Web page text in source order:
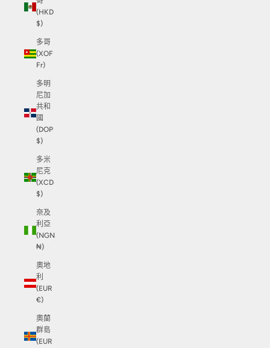
(HKD
$)
多哥
(XOF
Fr)
多明
尼加
共和
國
(DOP
$)
多米
尼克
(XCD
$)
奈及
利亞
(NGN
₦)
奧地
利
(EUR
€)
奧蘭
群島
(EUR